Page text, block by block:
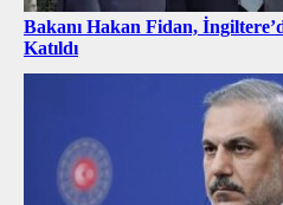
Bakanı Hakan Fidan,
Katıldı